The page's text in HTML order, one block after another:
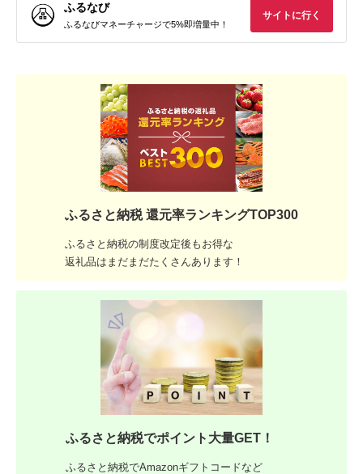
ふるなび
ふるなびマネーチャージで5%即増量中！
サイトに行く
ふるさと納税 還元率ランキングTOP300
ふるさと納税の制度改定後もお得な
返礼品はまだまだたくさんあります！
ふるさと納税でポイント大量GET！
ふるさと納税でAmazonギフトコードなど